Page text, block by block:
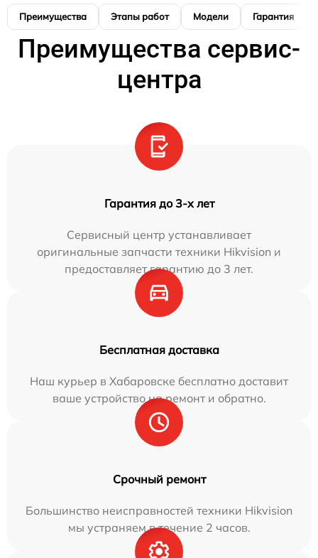
Преимущества Этапы работ Модели Гарантия
Преимущества сервис-
центра
Гарантия до 3-х лет
Сервисный центр устанавливает
оригинальные запчасти техники Hikvision и
предоставляет гарантию до 3 лет.
Бесплатная доставка
Наш курьер в Хабаровске бесплатно доставит
ваше устройство на ремонт и обратно.
Срочный ремонт
Большинство неисправностей техники Hikvision
мы устраняем в течение 2 часов.